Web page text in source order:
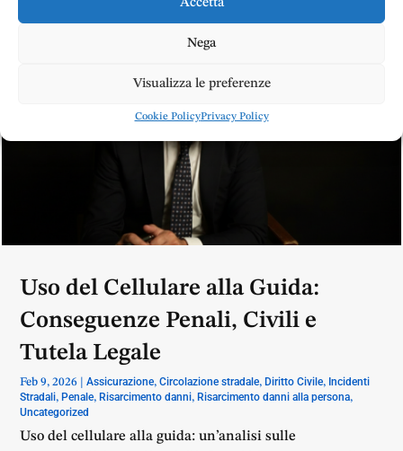
Accetta
Nega
Visualizza le preferenze
Cookie PolicyPrivacy Policy
Uso del Cellulare alla Guida:
Conseguenze Penali, Civili e
Tutela Legale
Feb 9, 2026 |Assicurazione,Circolazione stradale, Diritto Civile, Incidenti
Stradali, Penale, Risarcimento danni, Risarcimento danni alla persona,
Uncategorized
Uso del cellulare alla guida: un’analisi sulle